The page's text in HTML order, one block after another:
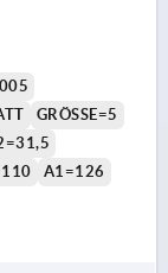
GRÖSSE=5
A1=126